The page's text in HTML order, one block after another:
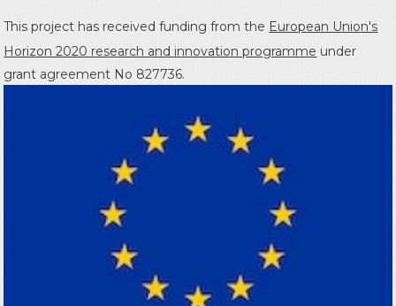
This project has received funding from the European Union's
Horizon 2020 research and innovation programme under
grant agreement No 827736.